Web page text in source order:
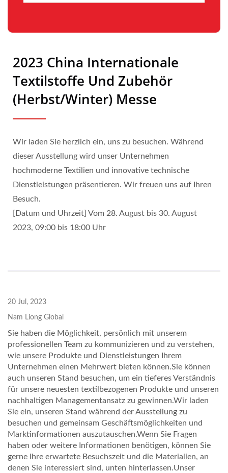
2023 China Internationale
Textilstoffe Und Zubehör
(Herbst/Winter) Messe
Wir laden Sie herzlich ein, uns zu besuchen. Während
dieser Ausstellung wird unser Unternehmen
hochmoderne Textilien und innovative technische
Dienstleistungen präsentieren. Wir freuen uns auf Ihren
Besuch.
[Datum und Uhrzeit] Vom 28. August bis 30. August
2023, 09:00 bis 18:00 Uhr
20 Jul, 2023
Nam Liong Global
Sie haben die Möglichkeit, persönlich mit unserem
professionellen Team zu kommunizieren und zu verstehen,
wie unsere Produkte und Dienstleistungen Ihrem
Unternehmen einen Mehrwert bieten können.Sie können
auch unseren Stand besuchen, um ein tieferes Verständnis
für unsere neuesten textilbezogenen Produkte und unseren
nachhaltigen Managementansatz zu gewinnen.Wir laden
Sie ein, unseren Stand während der Ausstellung zu
besuchen und gemeinsam Geschäftsmöglichkeiten und
Marktinformationen auszutauschen.Wenn Sie Fragen
haben oder weitere Informationen benötigen, können Sie
gerne Ihre erwartete Besuchszeit und die Materialien, an
denen Sie interessiert sind, unten hinterlassen.Unser